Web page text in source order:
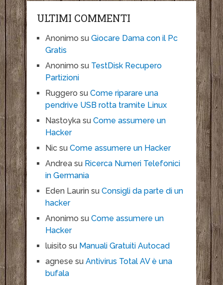
ULTIMI COMMENTI
Anonimo su Giocare Dama con il Pc
Gratis
Anonimo su TestDisk Recupero
Partizioni
Ruggero su Come riparare una
pendrive USB rotta tramite Linux
Nastoykasu Come assumere un
Hacker
Nicsu Come assumere un Hacker
Andreasu Ricerca Numeri Telefonici
in Germania
Eden Laurinsu Consigli da parte di un
hacker
Anonimo su Come assumere un
Hacker
luisito su Manuali Gratuiti Autocad
agnese su Antivirus Total AV è una
bufala